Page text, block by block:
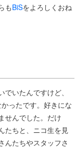
もBiSをよろしくおね
いたんですけど、
ったです。好きにな
せんでした。だけ
たちと、ニコ生を見
んたちやスタッフさ